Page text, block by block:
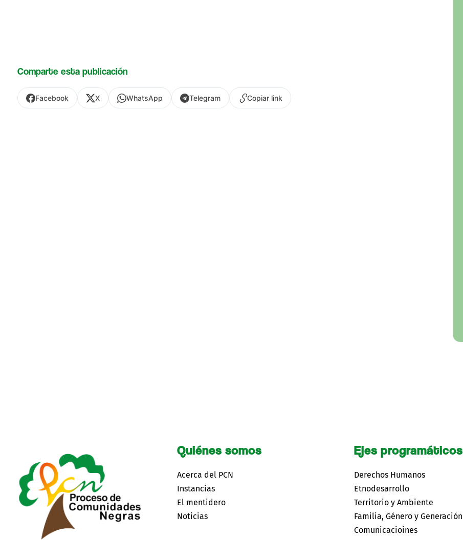
Comparte esta publicación
Facebook X WhatsApp Telegram Copiar link
Quiénes somos
Acerca del PCN
Instancias
El mentidero
Noticias
Ejes programáticos
Derechos Humanos
Etnodesarrollo
Territorio y Ambiente
Familia, Género y Generación
Comunicacioines